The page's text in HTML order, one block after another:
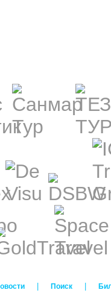
Поиск